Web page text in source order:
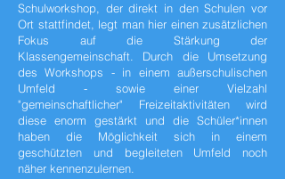
Schulworkshop, der direkt in den Schulen vor
Ort stattfindet, legt man hier einen zusätzlichen
Fokus auf die Stärkung der
Klassengemeinschaft. Durch die Umsetzung
des Workshops - in einem außerschulischen
Umfeld - sowie einer Vielzahl
"gemeinschaftlicher" Freizeitaktivitäten wird
diese enorm gestärkt und die Schüler*innen
haben die Möglichkeit sich in einem
geschützten und begleiteten Umfeld noch
näher kennenzulernen.